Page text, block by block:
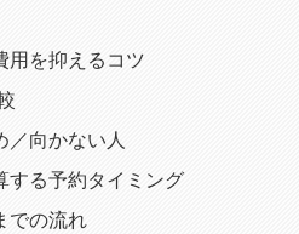
用を抑えるコツ
／向かない人
する予約タイミング
での流れ